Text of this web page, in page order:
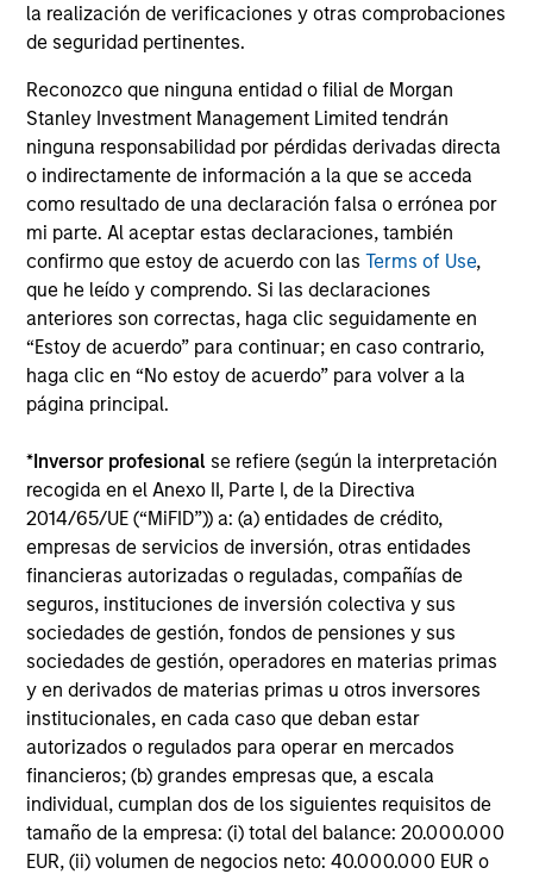
la realización de verificaciones y otras comprobaciones
de seguridad pertinentes.
Reconozco que ninguna entidad o filial de Morgan
Stanley Investment Management Limited tendrán
ninguna responsabilidad por pérdidas derivadas directa
o indirectamente de información a la que se acceda
como resultado de una declaración falsa o errónea por
mi parte. Al aceptar estas declaraciones, también
confirmo que estoy de acuerdo con lasTerms of Use,
que he leído y comprendo. Si las declaraciones
anteriores son correctas, haga clic seguidamente en
“Estoy de acuerdo” para continuar; en caso contrario,
haga clic en “No estoy de acuerdo” para volver a la
página principal.
*Inversor profesional se refiere (según la interpretación
recogida en el Anexo II, Parte I, de la Directiva
2014/65/UE (“MiFID”)) a: (a) entidades de crédito,
empresas de servicios de inversión, otras entidades
financieras autorizadas o reguladas, compañías de
seguros, instituciones de inversión colectiva y sus
sociedades de gestión, fondos de pensiones y sus
sociedades de gestión, operadores en materias primas
y en derivados de materias primas u otros inversores
institucionales, en cada caso que deban estar
autorizados o regulados para operar en mercados
financieros; (b) grandes empresas que, a escala
individual, cumplan dos de los siguientes requisitos de
tamaño de la empresa: (i) total del balance: 20.000.000
EUR, (ii) volumen de negocios neto: 40.000.000 EUR o
Managing Director
Schuyler Hooper, CFA
Executive Director
Greg Waterman, CFA
Executive Director
Edward Riguardi, CFA
Executive Director
Li Zhang, CFA
Executive Director
Christian Beck, CFA
Executive Director
Yige Zou, CFA
Executive Director
Ravel Shen, CFA